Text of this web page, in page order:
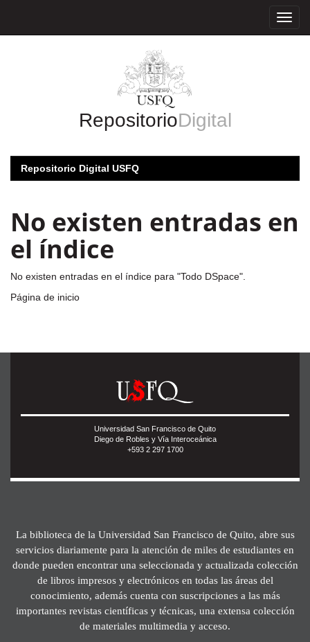
RepositorioDigital
Repositorio Digital USFQ
No existen entradas en
el índice
No existen entradas en el índice para "Todo DSpace".
Página de inicio
Universidad San Francisco de Quito
Diego de Robles y Vía Interoceánica
+593 2 297 1700
La biblioteca de la Universidad San Francisco de Quito, abre sus
servicios diariamente para la atención de miles de estudiantes en
donde pueden encontrar una seleccionada y actualizada colección
de libros impresos y electrónicos en todas las áreas del
conocimiento, además cuenta con suscripciones a las más
importantes revistas científicas y técnicas, una extensa colección
de materiales multimedia y acceso.